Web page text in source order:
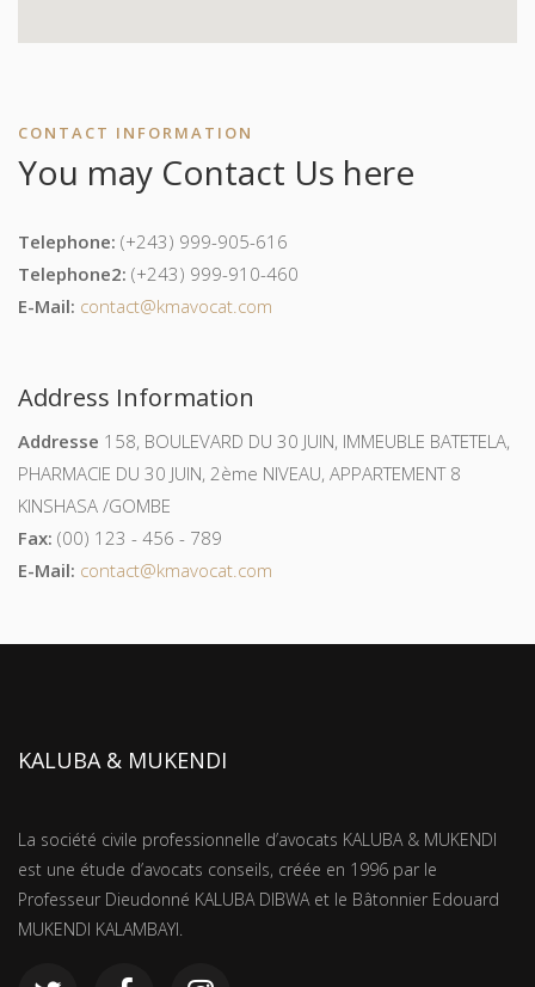
CONTACT INFORMATION
You may Contact Us here
Telephone: (+243) 999-905-616
Telephone2: (+243) 999-910-460
E-Mail: contact@kmavocat.com
Address Information
Addresse 158, BOULEVARD DU 30 JUIN, IMMEUBLE BATETELA,
PHARMACIE DU 30 JUIN, 2ème NIVEAU, APPARTEMENT 8
KINSHASA /GOMBE
Fax: (00) 123 - 456 - 789
E-Mail: contact@kmavocat.com
KALUBA & MUKENDI
La société civile professionnelle d’avocats KALUBA & MUKENDI
est une étude d’avocats conseils, créée en 1996 par le
Professeur Dieudonné KALUBA DIBWA et le Bâtonnier Edouard
MUKENDI KALAMBAYI.